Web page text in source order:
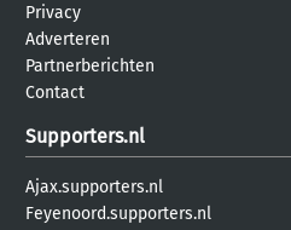
Privacy
Adverteren
Partnerberichten
Contact
Supporters.nl
Ajax.supporters.nl
Feyenoord.supporters.nl